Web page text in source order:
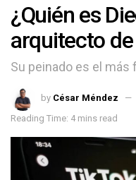
¿Quién es
arquitecto
Su peinado es el más
by César Méndez
Reading Time: 4 mins read